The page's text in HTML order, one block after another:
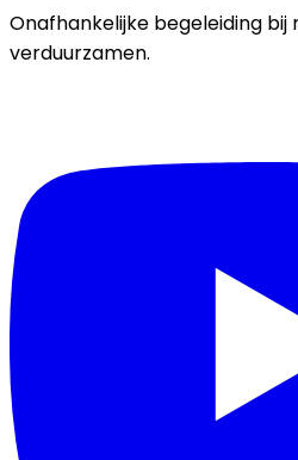
Onafhankelijke begeleiding bij
verduurzamen.